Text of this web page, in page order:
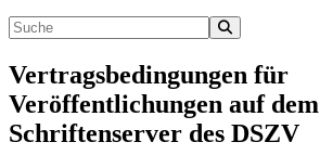
Vertragsbedingungen für
Veröffentlichungen auf dem
Schriftenserver des DSZV